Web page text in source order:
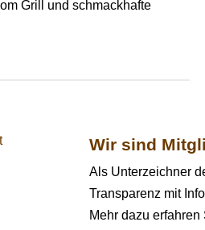
Grill und schmackhafte
Wir sind
Als Unterzeichner
Transparenz mit
Mehr dazu erfahren